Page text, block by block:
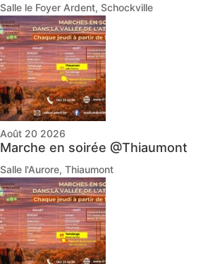
Salle le Foyer Ardent, Schockville
Août 20 2026
Marche en soirée @Thiaumont
Salle l'Aurore, Thiaumont